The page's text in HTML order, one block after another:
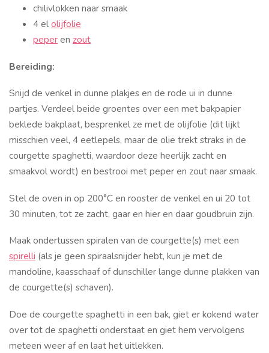
chilivlokken naar smaak
4 elolijfolie
peperen zout
Bereiding:
Snijd de venkel in dunne plakjes en de rode ui in dunne
partjes. Verdeel beide groentes over een met bakpapier
beklede bakplaat, besprenkel ze met de olijfolie (dit lijkt
misschien veel, 4 eetlepels, maar de olie trekt straks in de
courgette spaghetti, waardoor deze heerlijk zacht en
smaakvol wordt) en bestrooi met peper en zout naar smaak.
Stel de oven in op 200°C en rooster de venkel en ui 20 tot
30 minuten, tot ze zacht, gaar en hier en daar goudbruin zijn.
Maak ondertussen spiralen van de courgette(s) met een
spirelli (als je geen spiraalsnijder hebt, kun je met de
mandoline, kaasschaaf of dunschiller lange dunne plakken van
de courgette(s) schaven).
Doe de courgette spaghetti in een bak, giet er kokend water
over tot de spaghetti onderstaat en giet hem vervolgens
meteen weer af en laat het uitlekken.